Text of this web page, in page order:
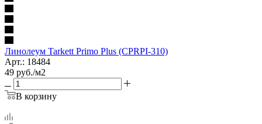
Линолеум Tarkett Primo Plus (CPRPI-310)
Арт.: 18484
49 руб./м2
В корзину